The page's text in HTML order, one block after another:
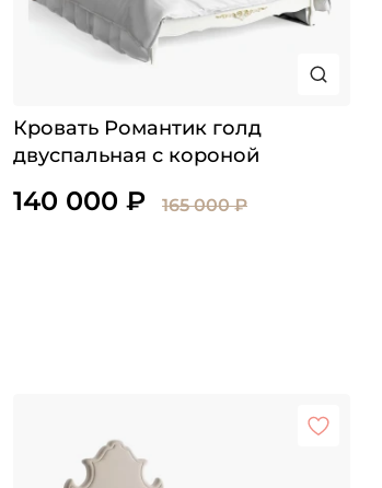
Кровать Романтик голд
двуспальная с короной
140 000 ₽ 165 000 ₽